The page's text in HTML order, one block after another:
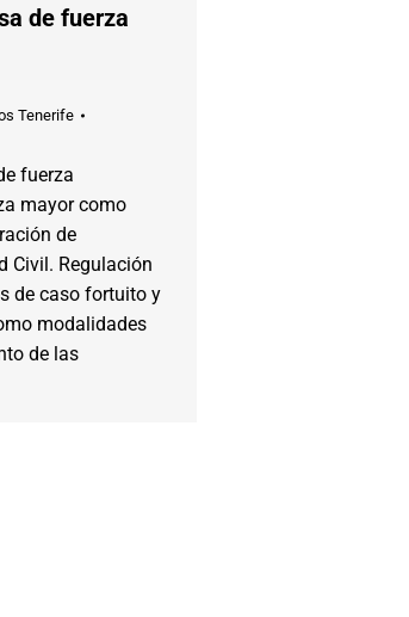
de fuerza
Tenerife
fuerza
mayor como
de
Civil. Regulación
de caso fortuito y
modalidades
de las